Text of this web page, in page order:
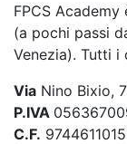
FPCS
(a pochi passi
Venezia). Tutti
Via Nino Bixio,
P.IVA
C.F.